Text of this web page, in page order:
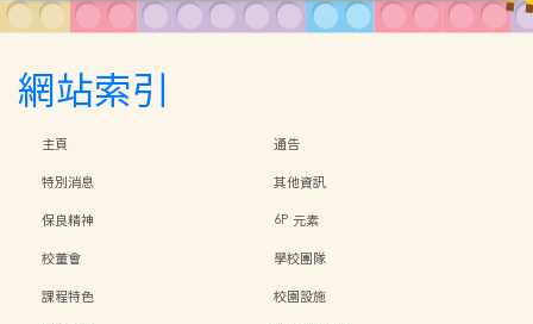
網站索引
主頁
通告
特別消息
其他資訊
保良精神
6P 元素
校董會
學校團隊
課程特色
校園設施